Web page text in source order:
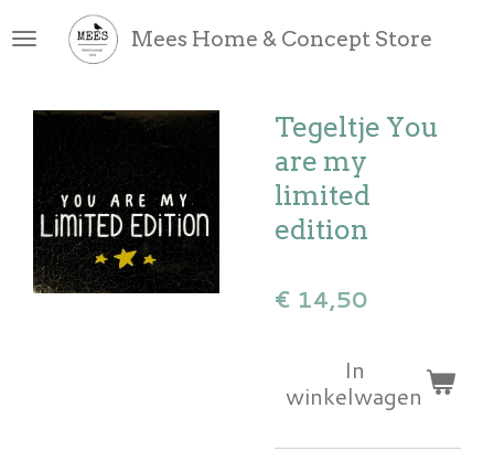
direct
hoofdinhoud
Mees Home & Concept Store
Tegeltje You
are my
limited
edition
€ 14,50
In
winkelwagen